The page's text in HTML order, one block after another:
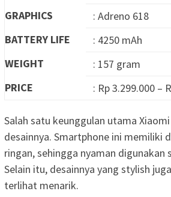
GRAPHICS
: Adreno 618
BATTERY LIFE
: 4250 mAh
WEIGHT
: 157 gram
PRICE
: Rp 3.299.000 –
Salah satu keunggulan utama
desainnya. Smartphone ini memiliki
ringan, sehingga nyaman digunakan
Selain itu, desainnya yang stylish
terlihat menarik.